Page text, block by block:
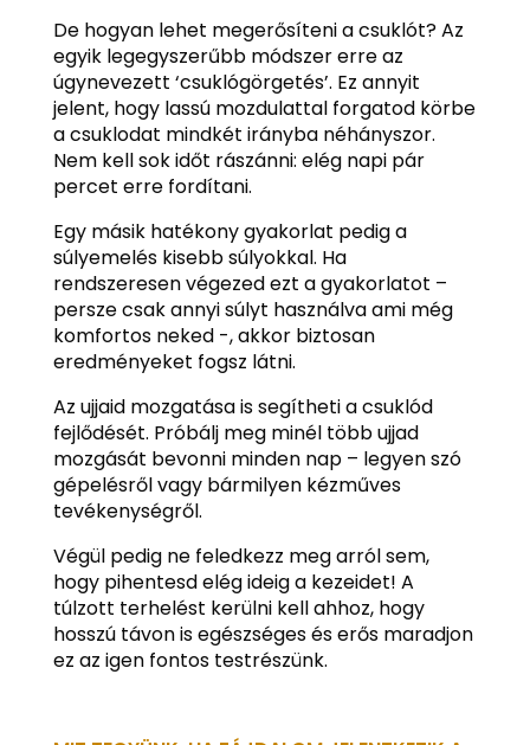
De hogyan lehet megerősíteni a csuklót? Az
egyik legegyszerűbb módszer erre az
úgynevezett ‘csuklógörgetés’. Ez annyit
jelent, hogy lassú mozdulattal forgatod körbe
a csuklodat mindkét irányba néhányszor.
Nem kell sok időt rászánni: elég napi pár
percet erre fordítani.
Egy másik hatékony gyakorlat pedig a
súlyemelés kisebb súlyokkal. Ha
rendszeresen végezed ezt a gyakorlatot –
persze csak annyi súlyt használva ami még
komfortos neked -, akkor biztosan
eredményeket fogsz látni.
Az ujjaid mozgatása is segítheti a csuklód
fejlődését. Próbálj meg minél több ujjad
mozgását bevonni minden nap – legyen szó
gépelésről vagy bármilyen kézműves
tevékenységről.
Végül pedig ne feledkezz meg arról sem,
hogy pihentesd elég ideig a kezeidet! A
túlzott terhelést kerülni kell ahhoz, hogy
hosszú távon is egészséges és erős maradjon
ez az igen fontos testrészünk.